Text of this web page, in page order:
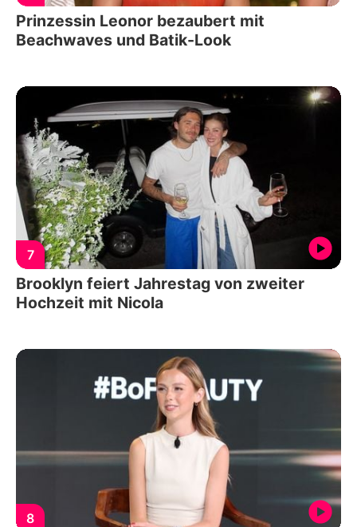
Prinzessin Leonor bezaubert mit
Beachwaves und Batik-Look
7
Brooklyn feiert Jahrestag von zweiter
Hochzeit mit Nicola
8